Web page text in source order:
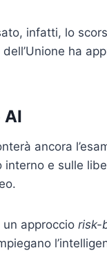
infatti, lo
ha
AI
ancora
e sulle
approccio risk-